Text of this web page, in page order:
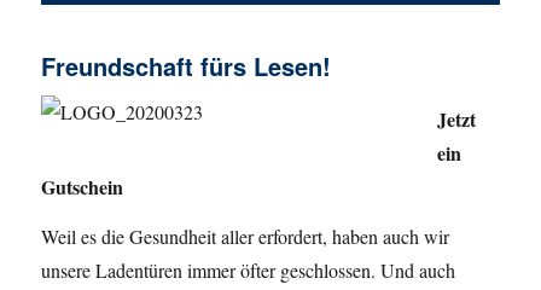
Freundschaft fürs Lesen!
Jetzt
ein
Gutschein
Weil es die Gesundheit aller erfordert, haben auch wir
unsere Ladentüren immer öfter geschlossen. Und auch